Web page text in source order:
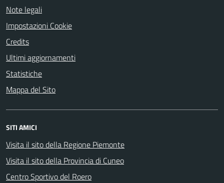
Note legali
Impostazioni Cookie
Credits
Ultimi aggiornamenti
Statistiche
Mappa del Sito
SITI AMICI
Visita il sito della Regione Piemonte
Visita il sito della Provincia di Cuneo
Centro Sportivo del Roero